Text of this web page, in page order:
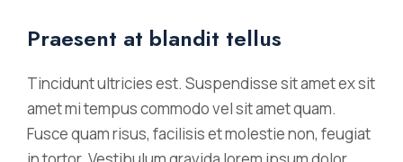
Praesent at blandit tellus
Tincidunt ultricies est. Suspendisse sit amet ex sit
amet mi tempus commodo vel sit amet quam.
Fusce quam risus, facilisis et molestie non, feugiat